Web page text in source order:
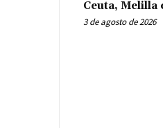
Ceuta,
3 de agosto de 2026